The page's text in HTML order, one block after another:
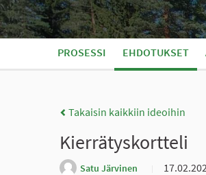
PROSESSI EHDOTUKSET
Takaisin kaikkiin ideoihin
Kierrätyskortteli
Satu Järvinen